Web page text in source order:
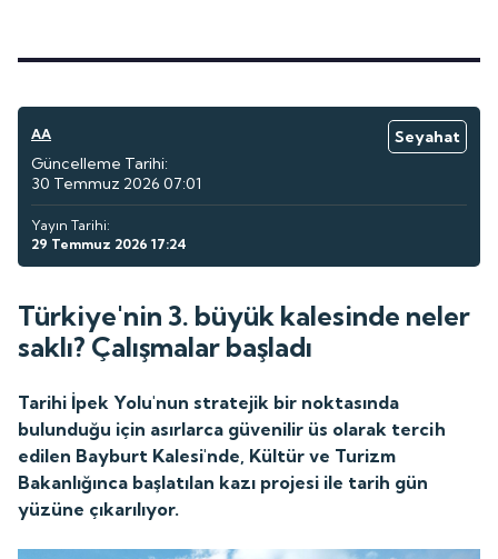
AA
Seyahat
Güncelleme Tarihi:
30 Temmuz 2026 07:01
Yayın Tarihi:
29 Temmuz 2026 17:24
Türkiye'nin 3. büyük kalesinde neler
saklı? Çalışmalar başladı
Tarihi İpek Yolu'nun stratejik bir noktasında
bulunduğu için asırlarca güvenilir üs olarak tercih
edilen Bayburt Kalesi'nde, Kültür ve Turizm
Bakanlığınca başlatılan kazı projesi ile tarih gün
yüzüne çıkarılıyor.